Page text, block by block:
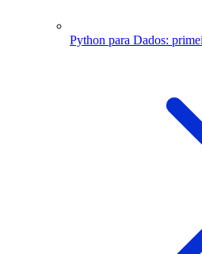
Python para Dados: